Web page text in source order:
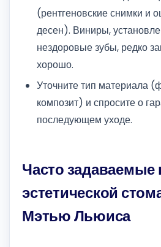
(рентгеновские снимки и
десен). Виниры,
нездоровые зубы, редко
хорошо.
Уточните тип материала
композит) и спросите о
последующем уходе.
Часто
эстетической
Мэтью Льюиса